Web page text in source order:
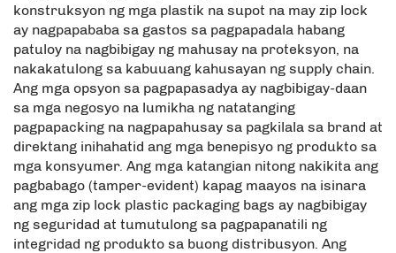
konstruksyon ng mga plastik na supot na may zip lock
ay nagpapababa sa gastos sa pagpapadala habang
patuloy na nagbibigay ng mahusay na proteksyon, na
nakakatulong sa kabuuang kahusayan ng supply chain.
Ang mga opsyon sa pagpapasadya ay nagbibigay-daan
sa mga negosyo na lumikha ng natatanging
pagpapacking na nagpapahusay sa pagkilala sa brand at
direktang inihahatid ang mga benepisyo ng produkto sa
mga konsyumer. Ang mga katangian nitong nakikita ang
pagbabago (tamper-evident) kapag maayos na isinara
ang mga zip lock plastic packaging bags ay nagbibigay
ng seguridad at tumutulong sa pagpapanatili ng
integridad ng produkto sa buong distribusyon. Ang